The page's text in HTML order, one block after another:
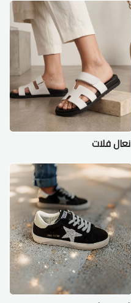
نعال فلات